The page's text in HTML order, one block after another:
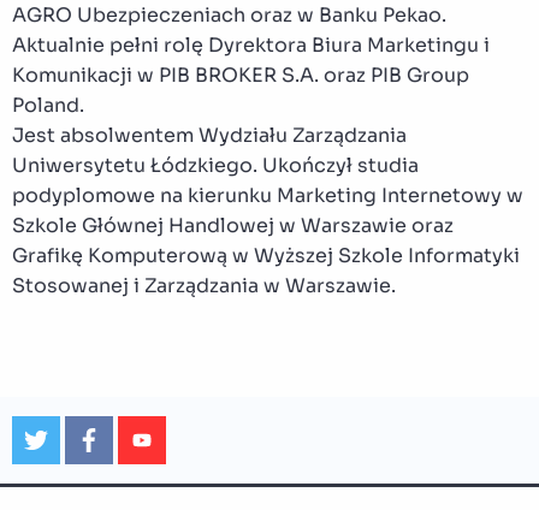
AGRO Ubezpieczeniach oraz w Banku Pekao.
Aktualnie pełni rolę Dyrektora Biura Marketingu i
Komunikacji w PIB BROKER S.A. oraz PIB Group
Poland.
Jest absolwentem Wydziału Zarządzania
Uniwersytetu Łódzkiego. Ukończył studia
podyplomowe na kierunku Marketing Internetowy w
Szkole Głównej Handlowej w Warszawie oraz
Grafikę Komputerową w Wyższej Szkole Informatyki
Stosowanej i Zarządzania w Warszawie.